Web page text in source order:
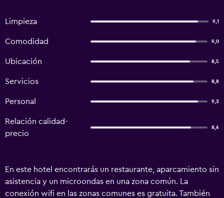
Limpieza 9,1
Comodidad 9,0
Ubicación 8,5
Servicios 8,8
Personal 9,2
Relación calidad-
precio
8,6
En este hotel encontrarás un restaurante, aparcamiento sin
asistencia y un microondas en una zona común. La
conexión wifi en las zonas comunes es gratuita. También